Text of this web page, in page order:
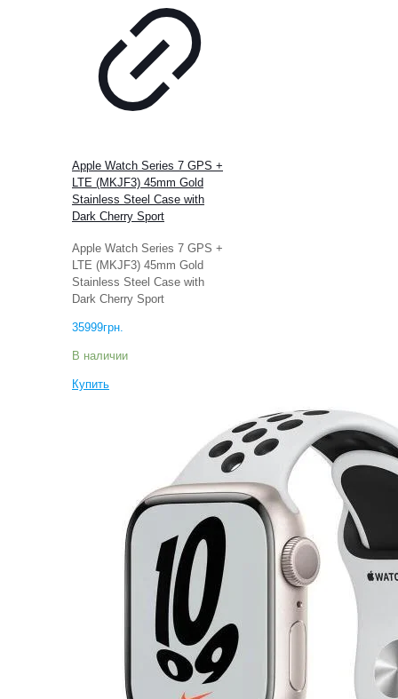
Apple Watch Series 7 GPS +
LTE (MKJF3) 45mm Gold
Stainless Steel Case with
Dark Cherry Sport
Apple Watch Series 7 GPS +
LTE (MKJF3) 45mm Gold
Stainless Steel Case with
Dark Cherry Sport
35999грн.
В наличии
Купить